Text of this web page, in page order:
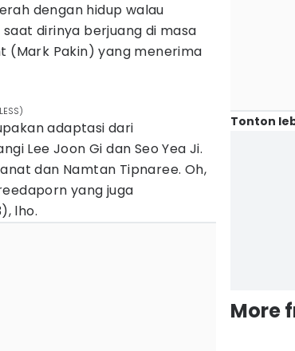
dengan hidup walau
dirinya berjuang di masa
(Mark Pakin) yang menerima
adaptasi dari
Lee Joon Gi dan Seo Yea Ji.
dan Namtan Tipnaree. Oh,
yang juga
lho.
Tonton
More